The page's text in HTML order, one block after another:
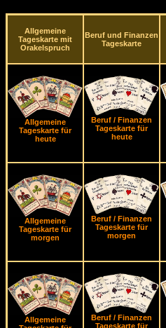
Allgemeine
Tageskarte mit
Orakelspruch
Beruf und Finanzen
Tageskarte
Allgemeine
Tageskarte für
heute
Beruf / Finanzen
Tageskarte für
heute
Allgemeine
Tageskarte für
morgen
Beruf / Finanzen
Tageskarte für
morgen
Allgemeine
Beruf / Finanzen
Tageskarte für